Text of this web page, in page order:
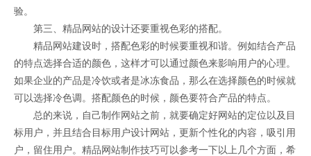
验。
第三、精品网站的设计还要重视色彩的搭配。
精品网站建设时，搭配色彩的时候要重视和谐。例如结合产品
的特点选择合适的颜色，这样才可以通过颜色来影响用户的心理。
如果企业的产品是冷饮或者是冰冻食品，那么在选择颜色的时候就
可以选择冷色调。搭配颜色的时候，颜色要符合产品的特点。
总的来说，自己制作网站之前，就要确定好网站的定位以及目
标用户，并且结合目标用户设计网站，更新个性化的内容，吸引用
户，留住用户。精品网站制作技巧可以参考一下以上几个方面，希